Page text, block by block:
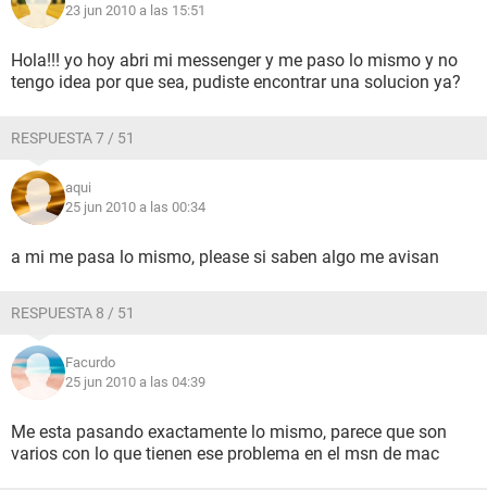
23 jun 2010 a las 15:51
Hola!!! yo hoy abri mi messenger y me paso lo mismo y no
tengo idea por que sea, pudiste encontrar una solucion ya?
RESPUESTA 7 / 51
aqui
25 jun 2010 a las 00:34
a mi me pasa lo mismo, please si saben algo me avisan
RESPUESTA 8 / 51
Facurdo
25 jun 2010 a las 04:39
Me esta pasando exactamente lo mismo, parece que son
varios con lo que tienen ese problema en el msn de mac